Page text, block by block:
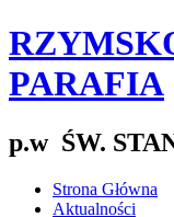
PARAFIA
p.w ŚW.
Strona Główna
Aktualności